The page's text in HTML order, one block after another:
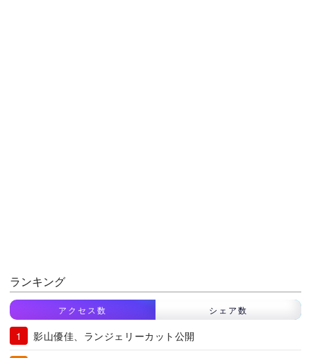
ランキング
アクセス数 シェア数
影山優佳、ランジェリーカット公開